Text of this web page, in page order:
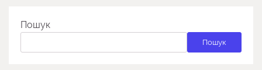
Пошук
Пошук